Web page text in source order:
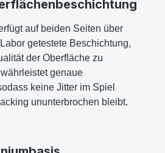
auf beiden Seiten über
getestete Beschichtung,
der Oberfläche zu
genaue
keine Jitter im Spiel
ununterbrochen bleibt.